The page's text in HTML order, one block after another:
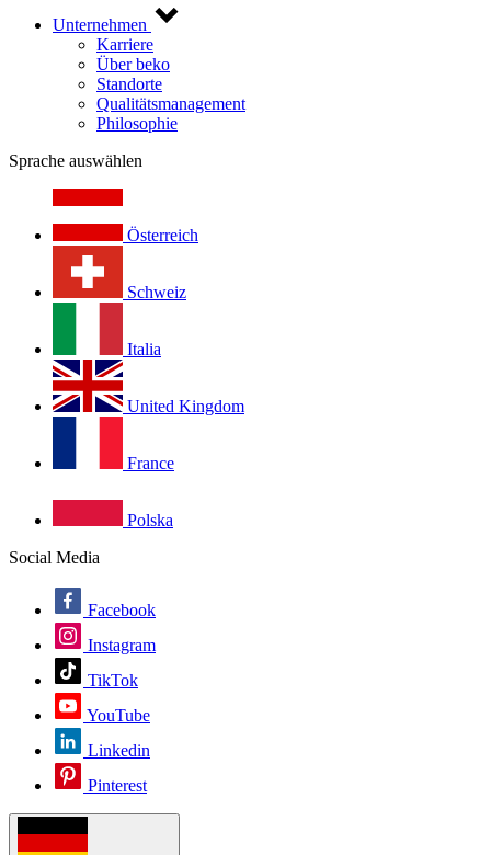
Unternehmen
Karriere
Über beko
Standorte
Qualitätsmanagement
Philosophie
Sprache auswählen
Österreich
Schweiz
Italia
United Kingdom
France
Polska
Social Media
Facebook
Instagram
TikTok
YouTube
Linkedin
Pinterest